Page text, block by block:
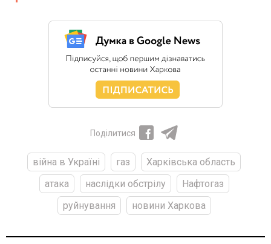
Поділитися
війна в Україні газ
Харківська область
атака
наслідки обстрілу
Нафтогаз
руйнування
новини Харкова